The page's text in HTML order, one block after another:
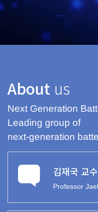
About us
Next Generation
Leading group of
next-generation
김재국 교수
Professor